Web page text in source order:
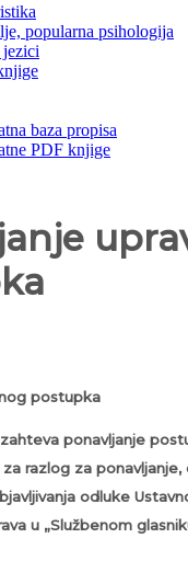
popularna psihologija
jezici
baza propisa
PDF knjige
postupka
ponavljanje
razlog za
odluke
u „Službenom